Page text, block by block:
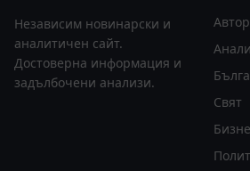
Независим новинарски и
аналитичен сайт.
Достоверна информация и
задълбочени анализи.
Свят